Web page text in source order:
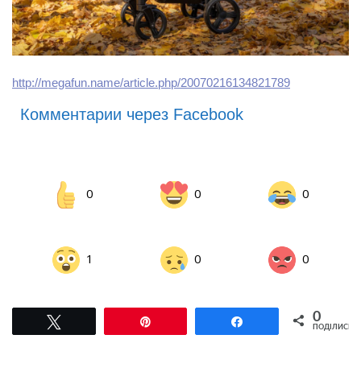
http://megafun.name/article.php/20070216134821789
Комментарии через Facebook
0 0 0
1 0 0
Поділитися0
ПОДІЛИСЬ